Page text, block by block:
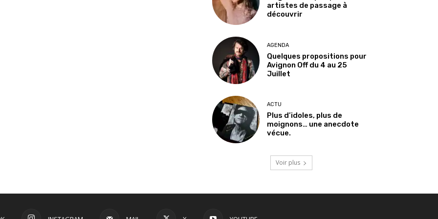
artistes de passage à
découvrir
AGENDA
Quelques propositions pour
Avignon Off du 4 au 25
Juillet
ACTU
Plus d’idoles, plus de
moignons… une anecdote
vécue.
Voir plus